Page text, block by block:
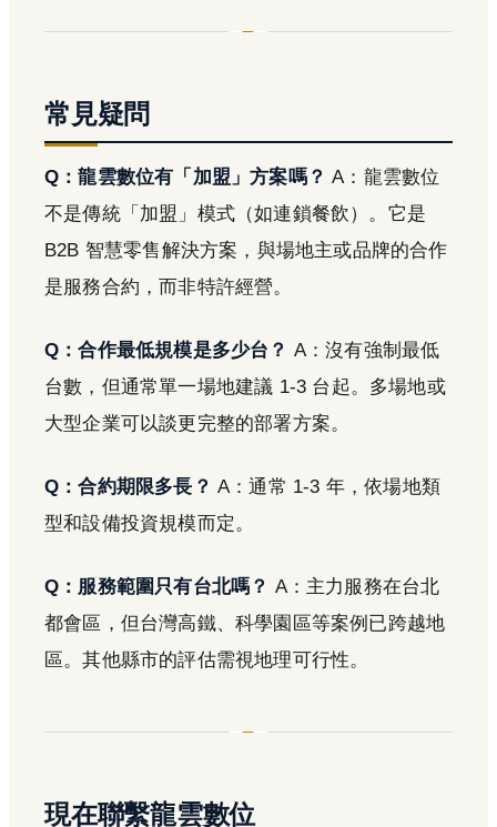
常見疑問
Q：龍雲數位有「加盟」方案嗎？ A：龍雲數位
不是傳統「加盟」模式（如連鎖餐飲）。它是
B2B 智慧零售解決方案，與場地主或品牌的合作
是服務合約，而非特許經營。
Q：合作最低規模是多少台？ A：沒有強制最低
台數，但通常單一場地建議 1-3 台起。多場地或
大型企業可以談更完整的部署方案。
Q：合約期限多長？ A：通常 1-3 年，依場地類
型和設備投資規模而定。
Q：服務範圍只有台北嗎？ A：主力服務在台北
都會區，但台灣高鐵、科學園區等案例已跨越地
區。其他縣市的評估需視地理可行性。
現在聯繫龍雲數位